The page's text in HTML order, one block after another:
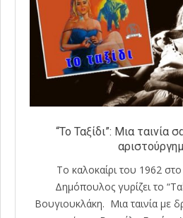
“Το Ταξίδι”: Μια ταινία
Το καλοκαίρι του 1962
Δημόπουλος γυρίζει το
Βουγιουκλάκη. Μια ταινία με